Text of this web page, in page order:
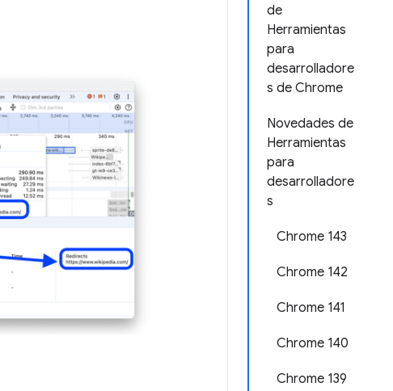
de
Herramientas
para
desarrolladore
s de Chrome
Novedades de
Herramientas
para
desarrolladore
s
Chrome 143
Chrome 142
Chrome 141
Chrome 140
Chrome 139